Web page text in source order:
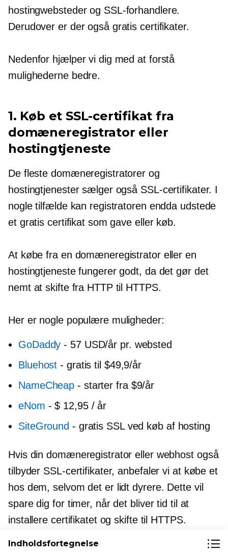
hostingwebsteder og SSL-forhandlere.
Derudover er der også gratis certifikater.
Nedenfor hjælper vi dig med at forstå
mulighederne bedre.
1. Køb et SSL-certifikat fra
domæneregistrator eller
hostingtjeneste
De fleste domæneregistratorer og
hostingtjenester sælger også SSL-certifikater. I
nogle tilfælde kan registratoren endda udstede
et gratis certifikat som gave eller køb.
At købe fra en domæneregistrator eller en
hostingtjeneste fungerer godt, da det gør det
nemt at skifte fra HTTP til HTTPS.
Her er nogle populære muligheder:
GoDaddy - 57 USD/år pr. websted
Bluehost - gratis til $49,9/år
NameCheap - starter fra $9/år
eNom - $ 12,95 / år
SiteGround - gratis SSL ved køb af hosting
Hvis din domæneregistrator eller webhost også
tilbyder SSL-certifikater, anbefaler vi at købe et
hos dem, selvom det er lidt dyrere. Dette vil
spare dig for timer, når det bliver tid til at
installere certifikatet og skifte til HTTPS.
Indholdsfortegnelse